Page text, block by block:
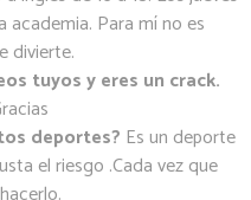
academia. Para mí no es
divierte.
tuyos y eres un crack.
deportes? Es un deporte
el riesgo .Cada vez que